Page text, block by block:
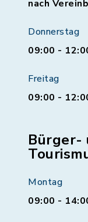
nach
Donnerstag
09:00 -
Freitag
09:00 -
Bürger-
Montag
09:00 -